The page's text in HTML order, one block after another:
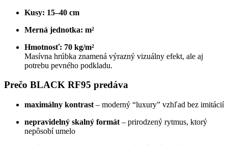
Kusy: 15–40 cm
Merná jednotka: m²
Hmotnosť: 70 kg/m²
Masívna hrúbka znamená výrazný vizuálny efekt, ale aj
potrebu pevného podkladu.
Prečo BLACK RF95 predáva
maximálny kontrast – moderný “luxury” vzhľad bez imitácií
nepravidelný skalný formát – prirodzený rytmus, ktorý
nepôsobí umelo